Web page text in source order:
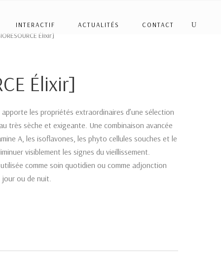
INTERACTIF ACTUALITÉS CONTACT
Élixir]
Élixir]
les propriétés extraordinaires d’une sélection
très sèche et exigeante. Une combinaison avancée
A, les isoflavones, les phyto cellules souches et le
visiblement les signes du vieillissement.
comme soin quotidien ou comme adjonction
jour ou de nuit.